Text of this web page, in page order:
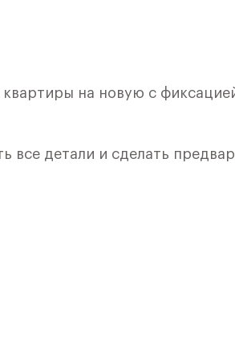
на новую с
все детали и сделать
Квартал» от группы
от группы Самолет рядом с